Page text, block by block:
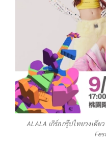
ALALA เกิร์ลกรุ๊ปไทยวงเดีย